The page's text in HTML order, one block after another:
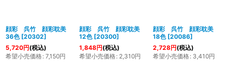
顔彩 呉竹 顔彩耽美
36色 [20302]
5,720円(税込)
希望小売価格: 7,150円
顔彩 呉竹 顔彩耽美
12色 [20300]
1,848円(税込)
希望小売価格: 2,310円
顔彩 呉竹 顔彩耽美
18色 [20086]
2,728円(税込)
希望小売価格: 3,410円